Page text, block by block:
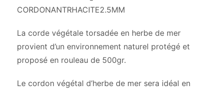
CORDONANTRHACITE2.5MM
La corde végétale torsadée en herbe de mer
provient d’un environnement naturel protégé et
proposé en rouleau de 500gr.
Le cordon végétal d’herbe de mer sera idéal en